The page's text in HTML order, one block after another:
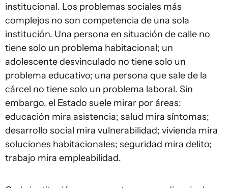
institucional. Los problemas sociales más
complejos no son competencia de una sola
institución. Una persona en situación de calle no
tiene solo un problema habitacional; un
adolescente desvinculado no tiene solo un
problema educativo; una persona que sale de la
cárcel no tiene solo un problema laboral. Sin
embargo, el Estado suele mirar por áreas:
educación mira asistencia; salud mira síntomas;
desarrollo social mira vulnerabilidad; vivienda mira
soluciones habitacionales; seguridad mira delito;
trabajo mira empleabilidad.